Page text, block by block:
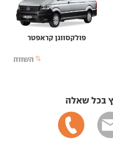
פולקסווגן קראפטר
השווה
בכל שאלה